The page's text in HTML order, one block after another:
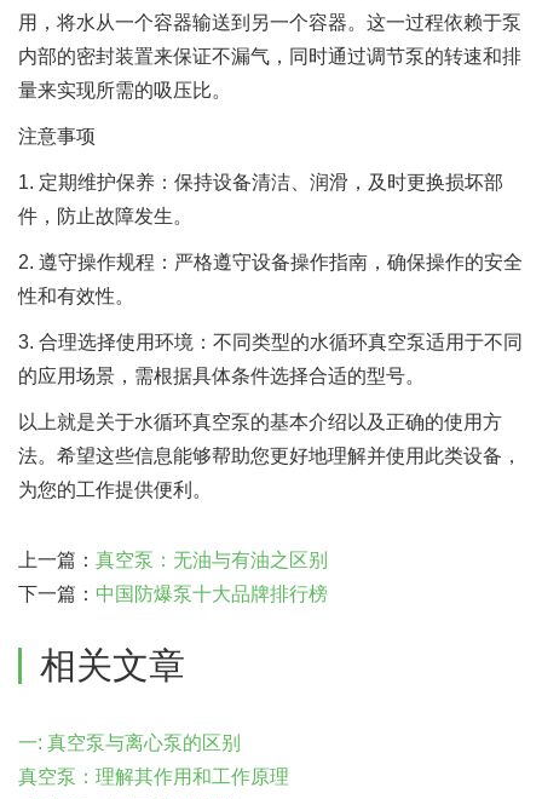
用，将水从一个容器输送到另一个容器。这一过程依赖于泵
内部的密封装置来保证不漏气，同时通过调节泵的转速和排
量来实现所需的吸压比。
注意事项
1. 定期维护保养：保持设备清洁、润滑，及时更换损坏部
件，防止故障发生。
2. 遵守操作规程：严格遵守设备操作指南，确保操作的安全
性和有效性。
3. 合理选择使用环境：不同类型的水循环真空泵适用于不同
的应用场景，需根据具体条件选择合适的型号。
以上就是关于水循环真空泵的基本介绍以及正确的使用方
法。希望这些信息能够帮助您更好地理解并使用此类设备，
为您的工作提供便利。
上一篇： 真空泵：无油与有油之区别
下一篇： 中国防爆泵十大品牌排行榜
相关文章
一: 真空泵与离心泵的区别
真空泵：理解其作用和工作原理